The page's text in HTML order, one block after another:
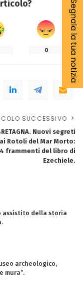
0
SUCCESSIVO
Nuovi segreti
Rotoli del Mar Morto:
frammenti del libro di
Ezechiele.
assistito della storia
archeologico,
mura”.
Segnala la tua notizia